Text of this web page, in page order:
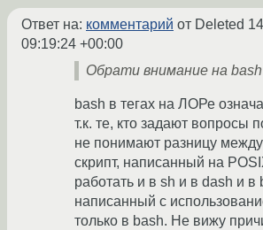
Ответ на: комментарий от Deleted
09:19:24 +00:00
Обрати внимание на
bash в тегах на ЛОРе
т.к. те, кто задают вопросы
не понимают разницу
скрипт, написанный на
работать и в sh и в dash и в
написанный с
только в bash. Не вижу